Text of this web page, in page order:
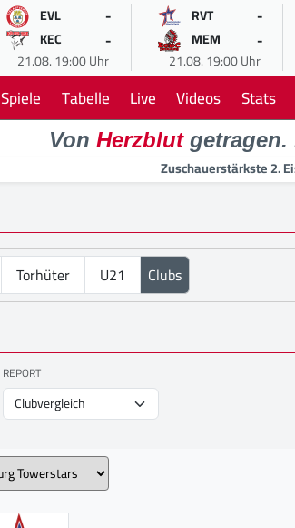
EVL -
KEC -
21.08. 19:00 Uhr
RVT -
MEM -
21.08. 19:00 Uhr
Spiele Tabelle Live Videos Stats
Von Herzblutgetragen.
Zuschauerstärkste 2.
Torhüter U21 Clubs
REPORT